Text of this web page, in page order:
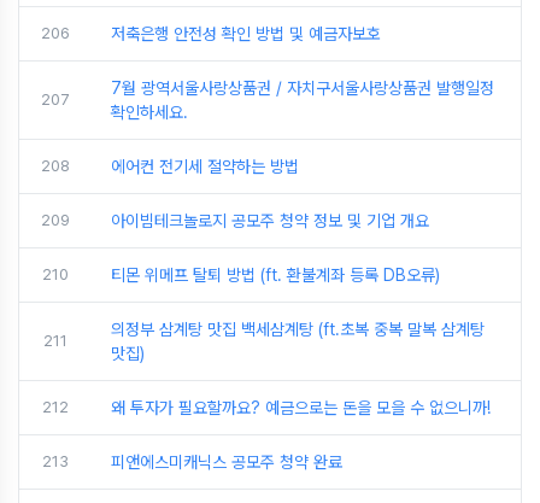
206 저축은행 안전성 확인 방법 및 예금자보호
207
7월 광역서울사랑상품권 / 자치구서울사랑상품권 발행일정
확인하세요.
208 에어컨 전기세 절약하는 방법
209 아이빔테크놀로지 공모주 청약 정보 및 기업 개요
210 티몬 위메프 탈퇴 방법 (ft. 환불계좌 등록 DB오류)
211
의정부 삼계탕 맛집 백세삼계탕 (ft.초복 중복 말복 삼계탕
맛집)
212 왜 투자가 필요할까요? 예금으로는 돈을 모을 수 없으니까!
213 피앤에스미캐닉스 공모주 청약 완료